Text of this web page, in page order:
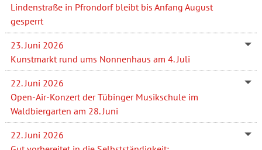
Lindenstraße in Pfrondorf bleibt bis Anfang August
gesperrt
23. Juni 2026
Kunstmarkt rund ums Nonnenhaus am 4. Juli
22. Juni 2026
Open-Air-Konzert der Tübinger Musikschule im
Waldbiergarten am 28. Juni
22. Juni 2026